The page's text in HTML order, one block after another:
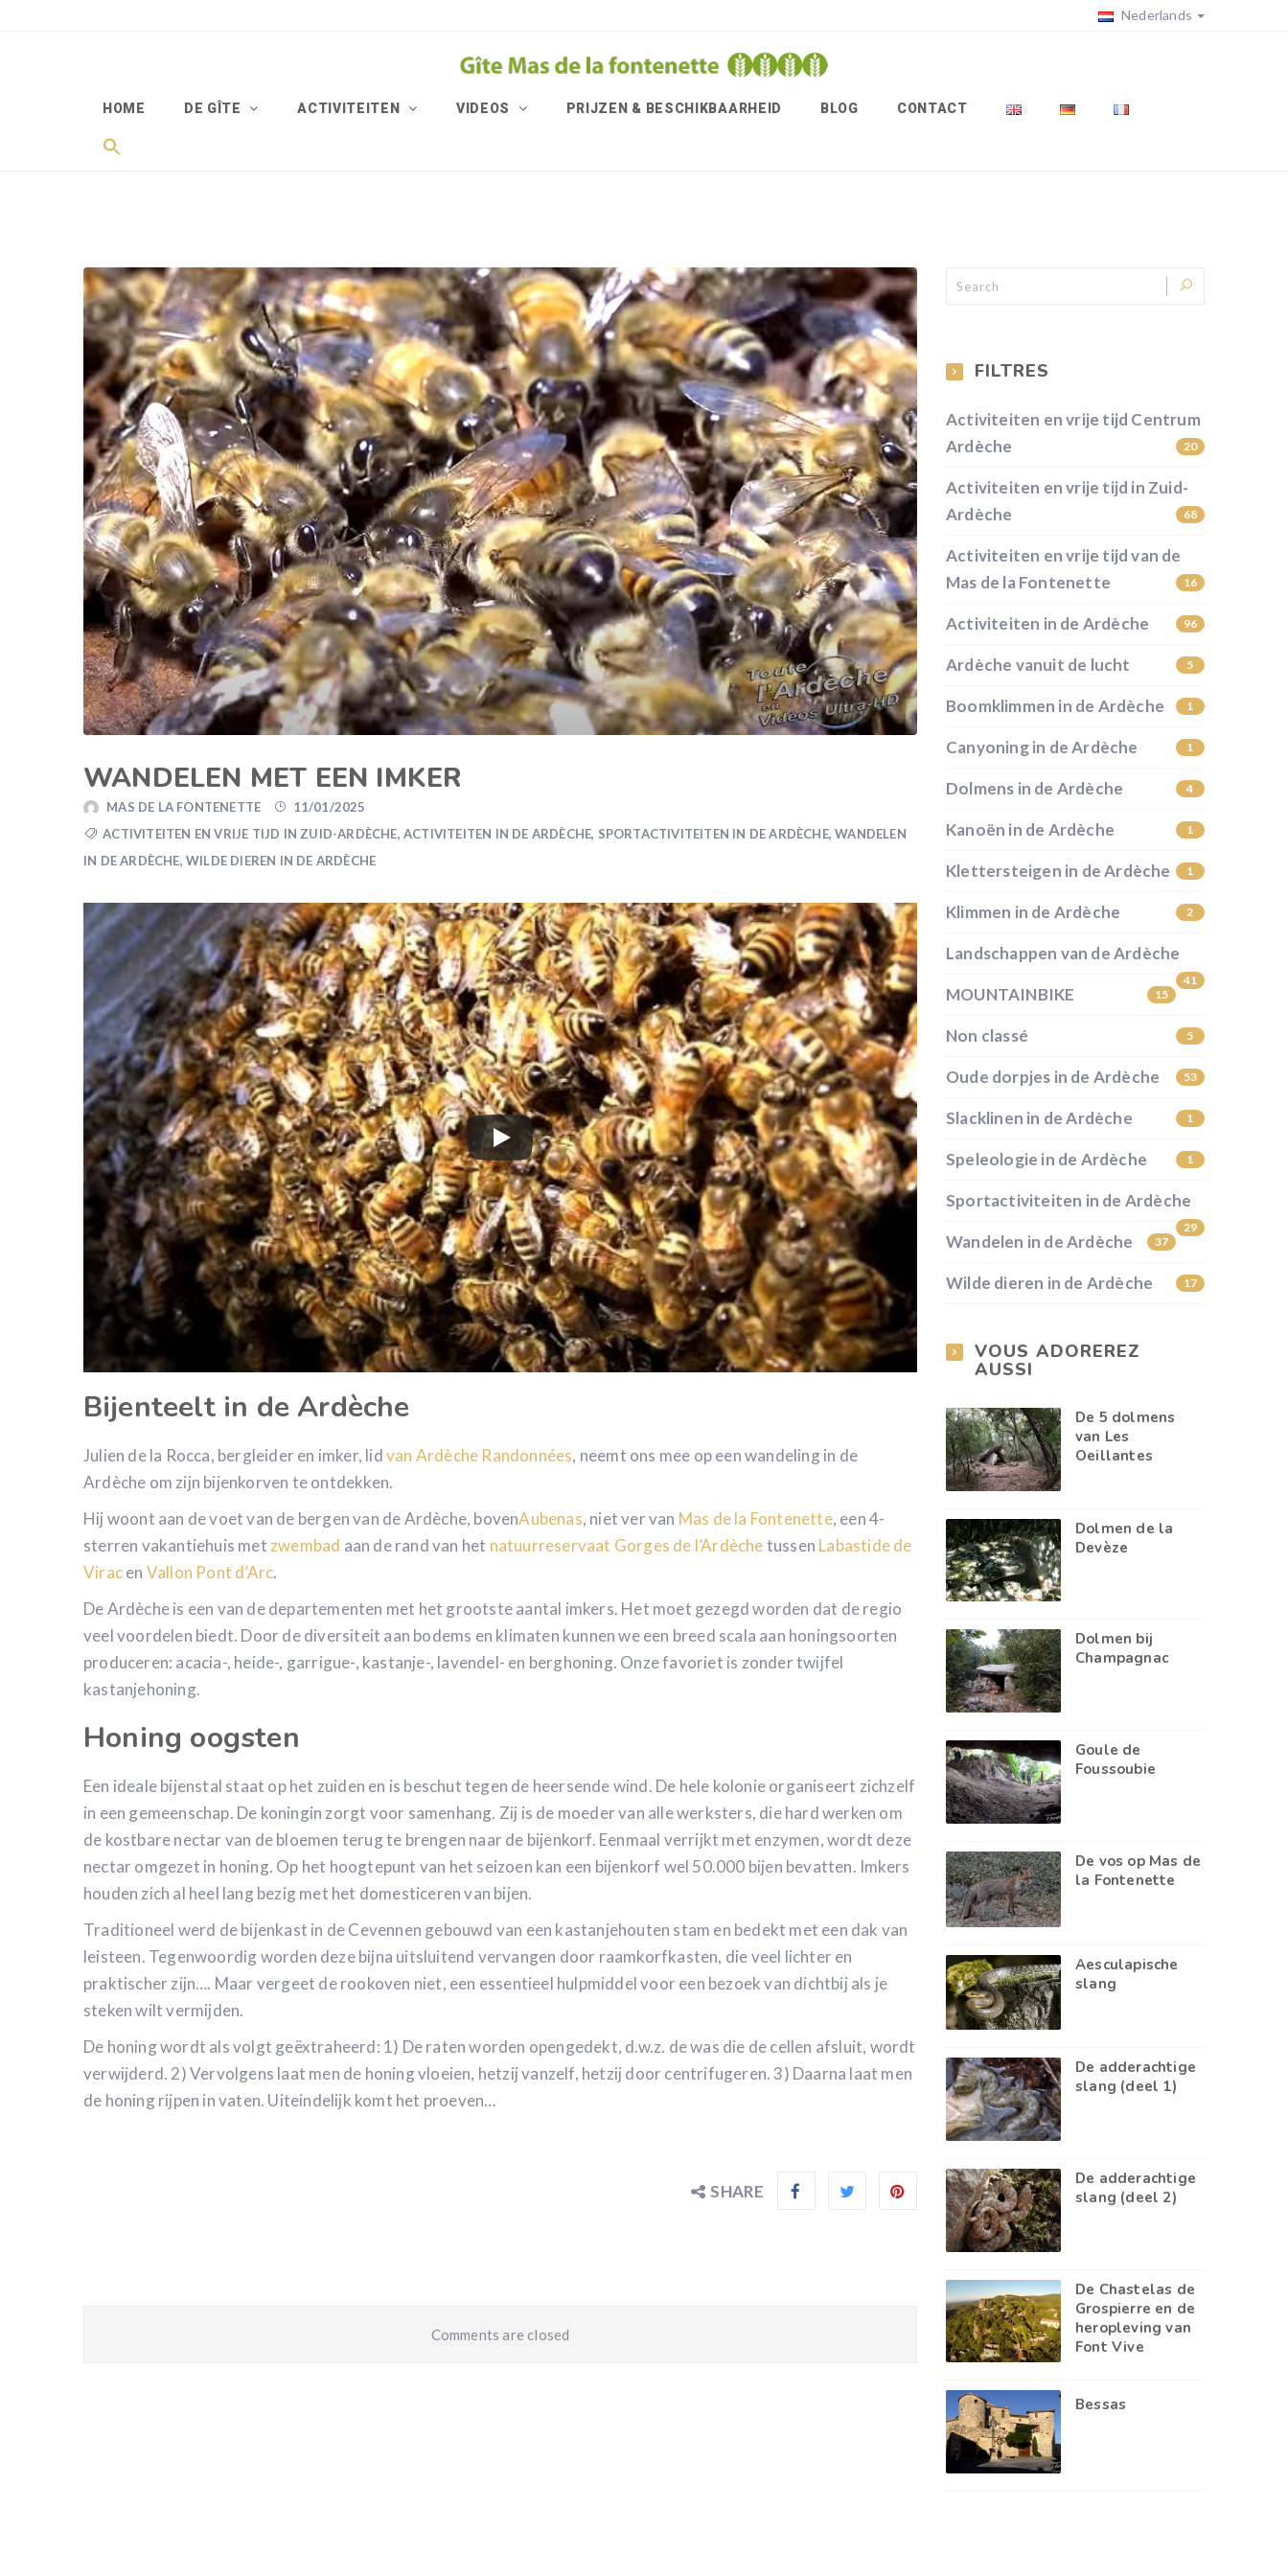
Nederlands
HOME DE GÎTE ACTIVITEITEN VIDEOS PRIJZEN & BESCHIKBAARHEID BLOG CONTACT
WANDELEN MET EEN IMKER
MAS DE LA FONTENETTE
11/01/2025
ACTIVITEITEN EN VRIJE TIJD IN ZUID-ARDÈCHE,ACTIVITEITEN IN DE ARDÈCHE, SPORTACTIVITEITEN IN DE ARDÈCHE,WANDELEN
IN DE ARDÈCHE,WILDE DIEREN IN DE ARDÈCHE
Bijenteelt in de Ardèche
Julien de la Rocca, bergleider en imker, lidvan Ardèche Randonnées, neemt ons mee op een wandeling in de
Ardèche om zijn bijenkorven te ontdekken.
Hij woont aan de voet van de bergen van de Ardèche, bovenAubenas, niet ver van Mas de la Fontenette, een 4-
sterren vakantiehuis met zwembad aan de rand van het natuurreservaat Gorges de l’Ardèchetussen Labastide de
Viracen Vallon Pont d’Arc.
De Ardèche is een van de departementen met het grootste aantal imkers. Het moet gezegd worden dat de regio
veel voordelen biedt. Door de diversiteit aan bodems en klimaten kunnen we een breed scala aan honingsoorten
produceren: acacia-, heide-, garrigue-, kastanje-, lavendel- en berghoning. Onze favoriet is zonder twijfel
kastanjehoning.
Honing oogsten
Een ideale bijenstal staat op het zuiden en is beschut tegen de heersende wind. De hele kolonie organiseert zichzelf
in een gemeenschap. De koningin zorgt voor samenhang. Zij is de moeder van alle werksters, die hard werken om
de kostbare nectar van de bloemen terug te brengen naar de bijenkorf. Eenmaal verrijkt met enzymen, wordt deze
nectar omgezet in honing. Op het hoogtepunt van het seizoen kan een bijenkorf wel 50.000 bijen bevatten. Imkers
houden zich al heel lang bezig met het domesticeren van bijen.
Traditioneel werd de bijenkast in de Cevennen gebouwd van een kastanjehouten stam en bedekt met een dak van
leisteen. Tegenwoordig worden deze bijna uitsluitend vervangen door raamkorfkasten, die veel lichter en
praktischer zijn…. Maar vergeet de rookoven niet, een essentieel hulpmiddel voor een bezoek van dichtbij als je
steken wilt vermijden.
De honing wordt als volgt geëxtraheerd: 1) De raten worden opengedekt, d.w.z. de was die de cellen afsluit, wordt
verwijderd. 2) Vervolgens laat men de honing vloeien, hetzij vanzelf, hetzij door centrifugeren. 3) Daarna laat men
de honing rijpen in vaten. Uiteindelijk komt het proeven…
SHARE
Comments are closed
FILTRES
Activiteiten en vrije tijd Centrum
Ardèche
20
Activiteiten en vrije tijd in Zuid-
Ardèche
68
Activiteiten en vrije tijd van de
Mas de la Fontenette
16
Activiteiten in de Ardèche 96
Ardèche vanuit de lucht 5
Boomklimmen in de Ardèche 1
Canyoning in de Ardèche 1
Dolmens in de Ardèche 4
Kanoën in de Ardèche 1
Klettersteigen in de Ardèche 1
Klimmen in de Ardèche 2
Landschappen van de Ardèche
41
MOUNTAINBIKE 15
Non classé 5
Oude dorpjes in de Ardèche 53
Slacklinen in de Ardèche 1
Speleologie in de Ardèche 1
Sportactiviteiten in de Ardèche
29
Wandelen in de Ardèche 37
Wilde dieren in de Ardèche 17
VOUS ADOREREZ
AUSSI
De 5 dolmens
van Les
Oeillantes
Dolmen de la
Devèze
Dolmen bij
Champagnac
Goule de
Foussoubie
De vos op Mas de
la Fontenette
Aesculapische
slang
De adderachtige
slang (deel 1)
De adderachtige
slang (deel 2)
De Chastelas de
Grospierre en de
heropleving van
Font Vive
Bessas